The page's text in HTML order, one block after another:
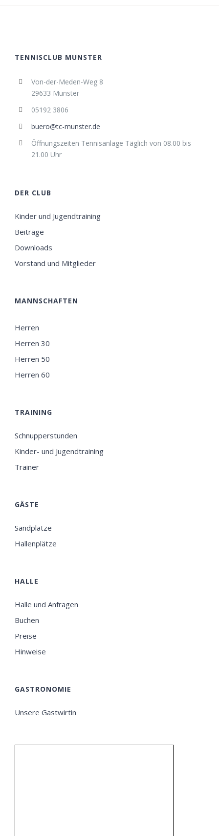
TENNISCLUB MUNSTER
Von-der-Meden-Weg 8
29633 Munster
05192 3806
buero@tc-munster.de
Öffnungszeiten Tennisanlage Täglich von 08.00 bis
21.00 Uhr
DER CLUB
Kinder und Jugendtraining
Beiträge
Downloads
Vorstand und Mitglieder
MANNSCHAFTEN
Herren
Herren 30
Herren 50
Herren 60
TRAINING
Schnupperstunden
Kinder- und Jugendtraining
Trainer
GÄSTE
Sandplätze
Hallenplätze
HALLE
Halle und Anfragen
Buchen
Preise
Hinweise
GASTRONOMIE
Unsere Gastwirtin